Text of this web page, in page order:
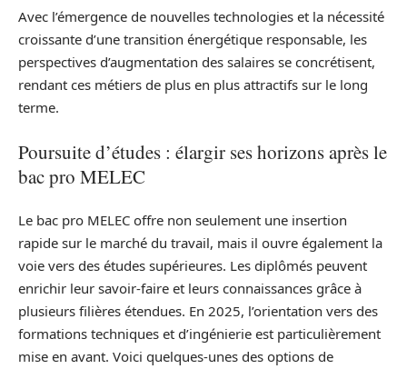
Avec l’émergence de nouvelles technologies et la nécessité
croissante d’une transition énergétique responsable, les
perspectives d’augmentation des salaires se concrétisent,
rendant ces métiers de plus en plus attractifs sur le long
terme.
Poursuite d’études : élargir ses horizons après le
bac pro MELEC
Le bac pro MELEC offre non seulement une insertion
rapide sur le marché du travail, mais il ouvre également la
voie vers des études supérieures. Les diplômés peuvent
enrichir leur savoir-faire et leurs connaissances grâce à
plusieurs filières étendues. En 2025, l’orientation vers des
formations techniques et d’ingénierie est particulièrement
mise en avant. Voici quelques-unes des options de